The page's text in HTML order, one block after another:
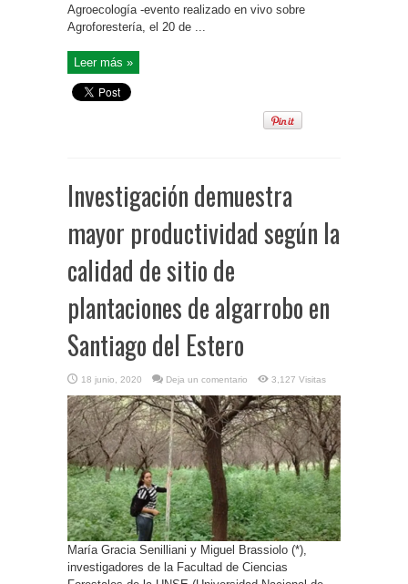
Agroecología -evento realizado en vivo sobre
Agroforestería, el 20 de ...
Leer más »
Investigación demuestra
mayor productividad según la
calidad de sitio de
plantaciones de algarrobo en
Santiago del Estero
18 junio, 2020 Deja un comentario 3,127 Visitas
María Gracia Senilliani y Miguel Brassiolo (*),
investigadores de la Facultad de Ciencias